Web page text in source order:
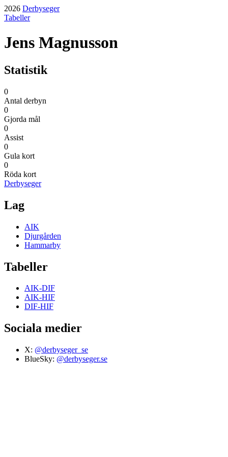
2026 Derbyseger
Tabeller
Jens Magnusson
Statistik
0
Antal derbyn
0
Gjorda mål
0
Assist
0
Gula kort
0
Röda kort
Derbyseger
Lag
AIK
Djurgården
Hammarby
Tabeller
AIK-DIF
AIK-HIF
DIF-HIF
Sociala medier
X: @derbyseger_se
BlueSky: @derbyseger.se